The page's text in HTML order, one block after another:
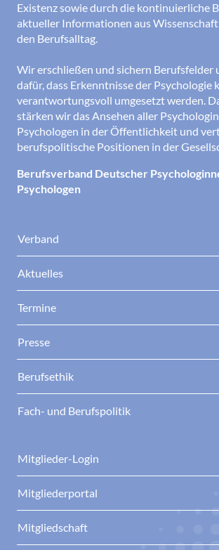
Existenz sowie durch die kontinuierliche
aktueller Informationen aus
den Berufsalltag.
Wir erschließen und sichern Berufsfelder
dafür, dass Erkenntnisse der Psychologie
verantwortungsvoll umgesetzt werden.
stärken wir das Ansehen aller
Psychologen in der Öffentlichkeit und
berufspolitische Positionen in der
Berufsverband Deutscher
Psychologen
Verband
Aktuelles
Termine
Presse
Berufsethik
Fach- und Berufspolitik
Mitglieder-Login
Mitgliederportal
Mitgliedschaft